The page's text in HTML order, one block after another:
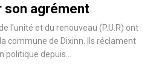
son agrément
l'unité et du renouveau (P.U.R) ont
commune de Dixinn. Ils réclament
politique depuis…